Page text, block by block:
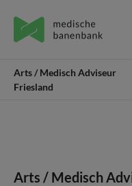
Arts / Medisch Adviseur
Friesland
Arts / Medisch